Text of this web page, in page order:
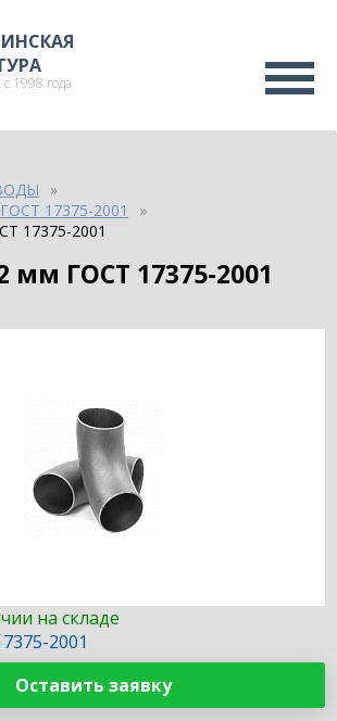
1998 года
17375-2001
17375-2001
мм ГОСТ 17375-2001
на складе
2001
Оставить заявку